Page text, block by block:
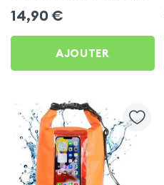
pour Honor 10
14,90 €
AJOUTER